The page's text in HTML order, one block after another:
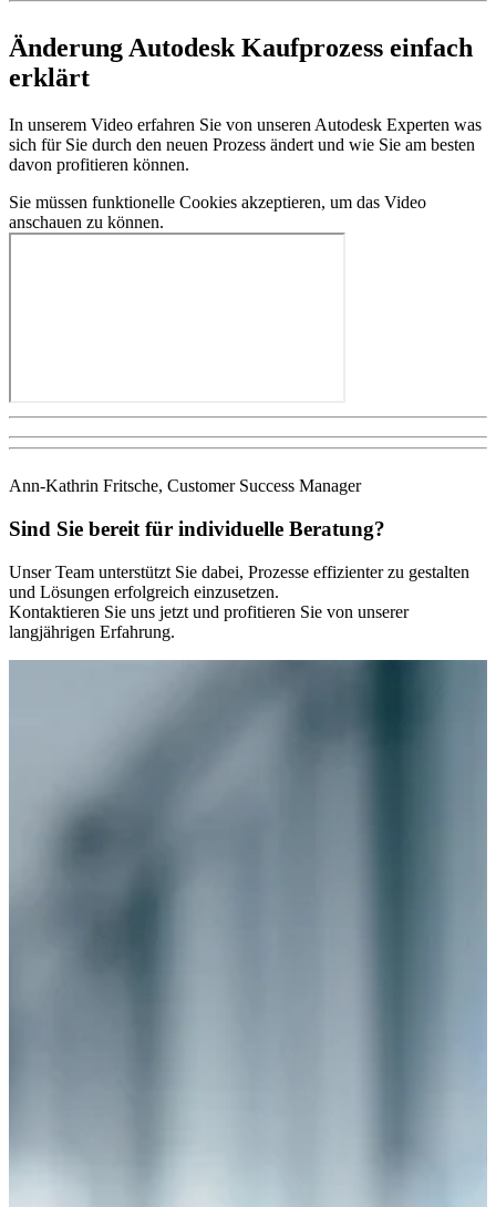
Änderung Autodesk Kaufprozess einfach
erklärt
In unserem Video erfahren Sie von unseren Autodesk Experten was
sich für Sie durch den neuen Prozess ändert und wie Sie am besten
davon profitieren können.
Sie müssen funktionelle Cookies akzeptieren, um das Video
anschauen zu können.
Ann-Kathrin Fritsche, Customer Success Manager
Sind Sie bereit für individuelle Beratung?
Unser Team unterstützt Sie dabei, Prozesse effizienter zu gestalten
und Lösungen erfolgreich einzusetzen.
Kontaktieren Sie uns jetzt und profitieren Sie von unserer
langjährigen Erfahrung.